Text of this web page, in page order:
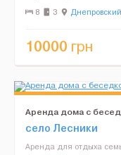
Комната отдыха
8 3 Днепровский
10000 грн
Аренда дома с
село Лесники
Аренда для отдыха